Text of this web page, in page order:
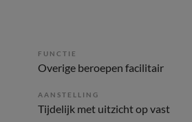
FUNCTIE
Overige beroepen facilitair
AANSTELLING
Tijdelijk met uitzicht op vast